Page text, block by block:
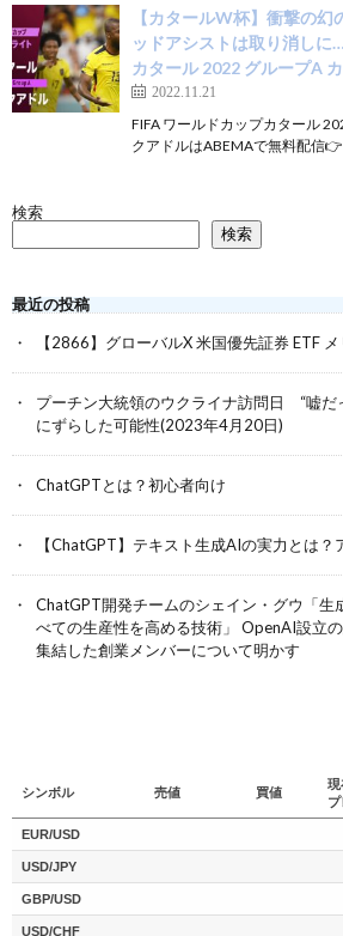
【カタールW杯】衝撃の
ッドアシストは取り消しに
カタール 2022 グループA
2022.11.21
FIFA ワールドカップカタール
クアドルはABEMAで無料配信
検索
検索
最近の投稿
【2866】グローバルX 米国優先証券 ETF
プーチン大統領のウクライナ訪問日 “嘘だ
にずらした可能性(2023年4月20日)
ChatGPTとは？初心者向け
【ChatGPT】テキスト生成AIの実力とは？
ChatGPT開発チームのシェイン・グウ「生
べての生産性を高める技術」 OpenAI設立
集結した創業メンバーについて明かす